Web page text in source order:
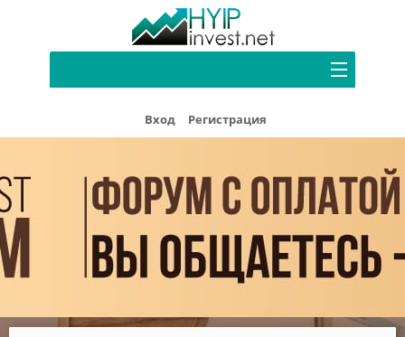
Рефбек
Вход Регистрация